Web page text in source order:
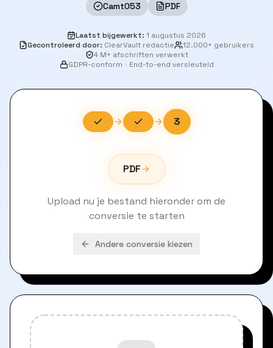
Camt053 PDF
Laatst bijgewerkt: 1 augustus 2026
Gecontroleerd door: ClearVault redactie
12.000+ gebruikers
4 M+ afschriften verwerkt
GDPR-conform · End-to-end versleuteld
3
PDF
Upload nu je bestand hieronder om de
conversie te starten
Andere conversie kiezen